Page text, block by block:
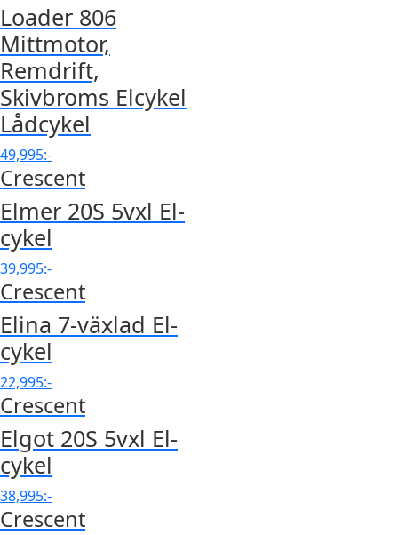
Loader 806
Mittmotor,
Remdrift,
Skivbroms Elcykel
Lådcykel
49,995:-
Crescent
Elmer 20S 5vxl El-
cykel
39,995:-
Crescent
Elina 7-växlad El-
cykel
22,995:-
Crescent
Elgot 20S 5vxl El-
cykel
38,995:-
Crescent